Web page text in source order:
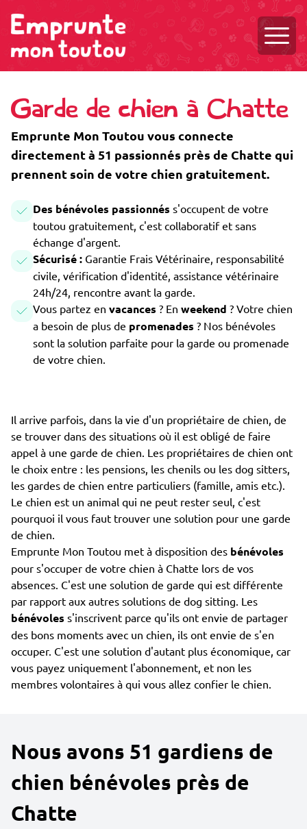
Garde de chien à Chatte
Emprunte Mon Toutou vous connecte
directement à 51 passionnés près de Chatte qui
prennent soin de votre chien gratuitement.
Des bénévoles passionnés s'occupent de votre
toutou gratuitement, c'est collaboratif et sans
échange d'argent.
Sécurisé : Garantie Frais Vétérinaire, responsabilité
civile, vérification d'identité, assistance vétérinaire
24h/24, rencontre avant la garde.
Vous partez en vacances ? En weekend ? Votre chien
a besoin de plus de promenades ? Nos bénévoles
sont la solution parfaite pour la garde ou promenade
de votre chien.
Il arrive parfois, dans la vie d'un propriétaire de chien, de
se trouver dans des situations où il est obligé de faire
appel à une garde de chien. Les propriétaires de chien ont
le choix entre : les pensions, les chenils ou les dog sitters,
les gardes de chien entre particuliers (famille, amis etc.).
Le chien est un animal qui ne peut rester seul, c'est
pourquoi il vous faut trouver une solution pour une garde
de chien.
Emprunte Mon Toutou met à disposition des bénévoles
pour s'occuper de votre chien à Chatte lors de vos
absences. C'est une solution de garde qui est différente
par rapport aux autres solutions de dog sitting. Les
bénévoles s'inscrivent parce qu'ils ont envie de partager
des bons moments avec un chien, ils ont envie de s'en
occuper. C'est une solution d'autant plus économique, car
vous payez uniquement l'abonnement, et non les
membres volontaires à qui vous allez confier le chien.
Nous avons 51 gardiens de
chien bénévoles près de
Chatte